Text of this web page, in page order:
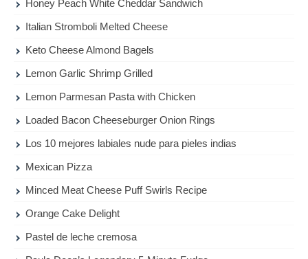
Honey Peach White Cheddar Sandwich
Italian Stromboli Melted Cheese
Keto Cheese Almond Bagels
Lemon Garlic Shrimp Grilled
Lemon Parmesan Pasta with Chicken
Loaded Bacon Cheeseburger Onion Rings
Los 10 mejores labiales nude para pieles indias
Mexican Pizza
Minced Meat Cheese Puff Swirls Recipe
Orange Cake Delight
Pastel de leche cremosa